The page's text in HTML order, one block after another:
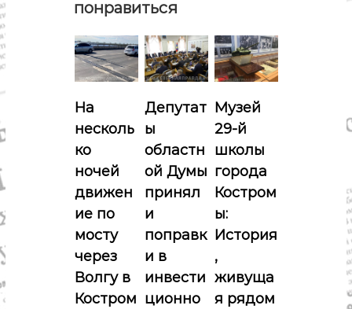
а
ц
и
я
п
о
з
а
п
понравиться
На
несколь
ко
ночей
движен
ие по
мосту
через
Волгу в
Костром
Депутат
ы
областн
ой Думы
принял
и
поправк
и в
инвести
ционно
Музей
29-й
школы
города
Костром
ы:
История
,
живуща
я рядом